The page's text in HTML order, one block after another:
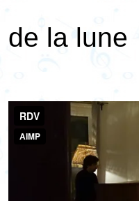
de la lune